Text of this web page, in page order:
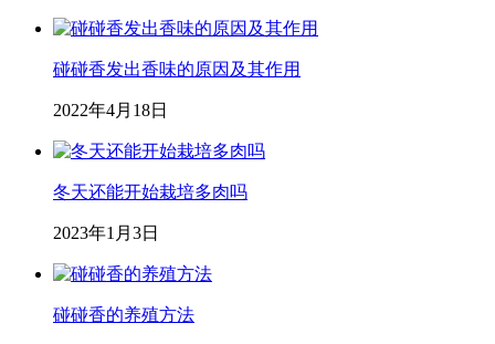
碰碰香发出香味的原因及其作用
2022年4月18日
冬天还能开始栽培多肉吗
2023年1月3日
碰碰香的养殖方法